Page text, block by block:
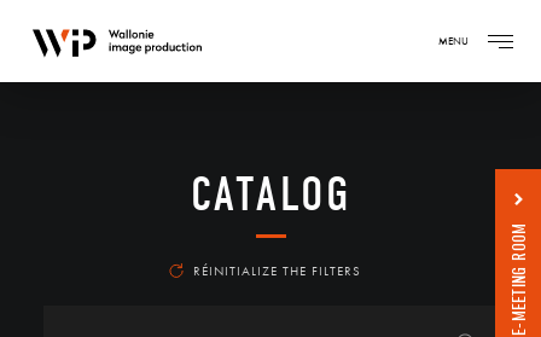
MENU
CATALOG
RÉINITIALIZE THE FILTERS E-MEETING ROOM